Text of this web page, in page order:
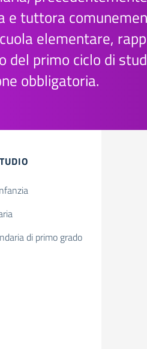
e tuttora
elementare,
del primo ciclo di
obbligatoria.
di primo grado